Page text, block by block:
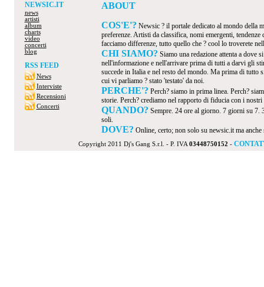
NEWSIC.IT
news
artisti
album
charts
video
concerti
blog
RSS FEED
News
Interviste
Recensioni
Concerti
ABOUT
COS'E'? Newsic ? il portale dedicato al mondo della
preferenze. Artisti da classifica, nomi emergenti, tendenze
facciamo differenze, tutto quello che ? cool lo troverete
CHI SIAMO? Siamo una redazione attenta a dove
nell'informazione e nell'arrivare prima di tutti a darvi gli
succede in Italia e nel resto del mondo. Ma prima di tutto
cui vi parliamo ? stato 'testato' da noi.
PERCHE'? Perch? siamo in prima linea. Perch?
storie. Perch? crediamo nel rapporto di fiducia con i
QUANDO? Sempre. 24 ore al giorno. 7 giorni su 7.
soli.
DOVE? Online, certo; non solo su newsic.it ma
Copyright 2011 Dj's Gang S.r.l. - P. IVA 03448750152 -